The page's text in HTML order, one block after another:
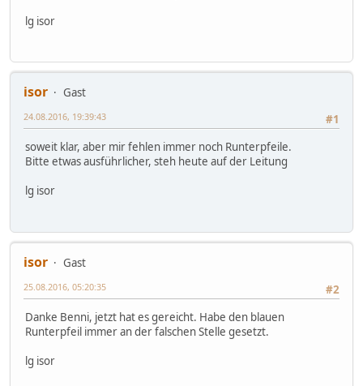
lg isor
isor
Gast
#1
24.08.2016, 19:39:43
soweit klar, aber mir fehlen immer noch Runterpfeile.
Bitte etwas ausführlicher, steh heute auf der Leitung
lg isor
isor
Gast
#2
25.08.2016, 05:20:35
Danke Benni, jetzt hat es gereicht. Habe den blauen
Runterpfeil immer an der falschen Stelle gesetzt.
lg isor